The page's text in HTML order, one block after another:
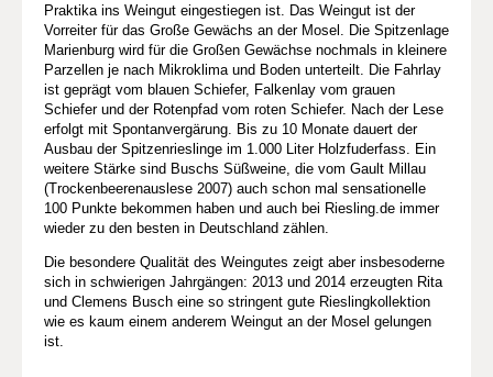
Praktika ins Weingut eingestiegen ist. Das Weingut ist der
Vorreiter für das Große Gewächs an der Mosel. Die Spitzenlage
Marienburg wird für die Großen Gewächse nochmals in kleinere
Parzellen je nach Mikroklima und Boden unterteilt. Die Fahrlay
ist geprägt vom blauen Schiefer, Falkenlay vom grauen
Schiefer und der Rotenpfad vom roten Schiefer. Nach der Lese
erfolgt mit Spontanvergärung. Bis zu 10 Monate dauert der
Ausbau der Spitzenrieslinge im 1.000 Liter Holzfuderfass. Ein
weitere Stärke sind Buschs Süßweine, die vom Gault Millau
(Trockenbeerenauslese 2007) auch schon mal sensationelle
100 Punkte bekommen haben und auch bei Riesling.de immer
wieder zu den besten in Deutschland zählen.
Die besondere Qualität des Weingutes zeigt aber insbesoderne
sich in schwierigen Jahrgängen: 2013 und 2014 erzeugten Rita
und Clemens Busch eine so stringent gute Rieslingkollektion
wie es kaum einem anderem Weingut an der Mosel gelungen
ist.